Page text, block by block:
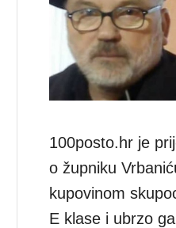
100posto.hr je
o župniku
kupovinom
E klase i ubrzo